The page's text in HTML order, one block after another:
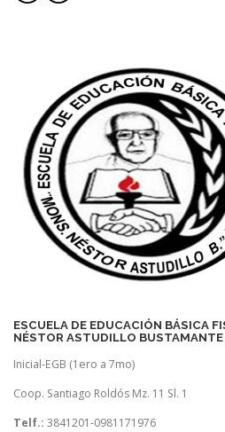
ESCUELA DE EDUCACIÓN BÁSICA
NÉSTOR ASTUDILLO BUSTAMANTE
Inicial-EGB (1ero a 7mo)
Coop. Santiago Roldós Mz. 11 Sl. 1
Telf.: 3841201-0981171976